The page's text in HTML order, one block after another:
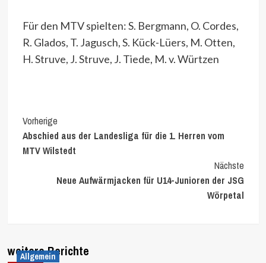
Für den MTV spielten: S. Bergmann, O. Cordes,
R. Glados, T. Jagusch, S. Kück-Lüers, M. Otten,
H. Struve, J. Struve, J. Tiede, M. v. Würtzen
Continue
Reading
Vorherige
Abschied aus der Landesliga für die 1. Herren vom
MTV Wilstedt
Nächste
Neue Aufwärmjacken für U14-Junioren der JSG
Wörpetal
weitere Berichte
Allgemein